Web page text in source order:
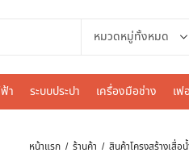
า ระบบประปา เครื่องมือช่าง เฟ
หน้าแรก ร้านค้า สินค้าโครงสร้าง